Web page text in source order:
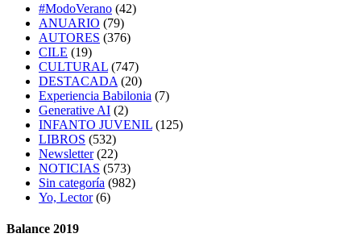
#ModoVerano (42)
ANUARIO (79)
AUTORES (376)
CILE (19)
CULTURAL (747)
DESTACADA (20)
Experiencia Babilonia (7)
Generative AI (2)
INFANTO JUVENIL (125)
LIBROS (532)
Newsletter(22)
NOTICIAS (573)
Sin categoría (982)
Yo, Lector(6)
Balance 2019